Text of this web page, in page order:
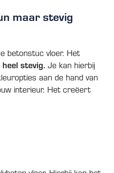
maar stevig
betonstuc vloer. Het
heel stevig. Je kan hierbij
aan de hand van
interieur. Het creëert